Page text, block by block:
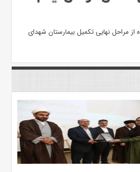
از مراحل نهایی تکمیل بیمارستان شهدای